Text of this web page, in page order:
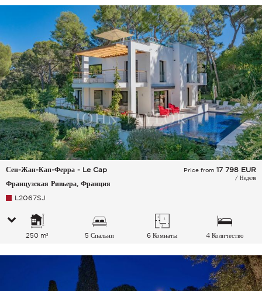
Сен-Жан-Кап-Ферра - Le Cap
Французская Ривьера, Франция
Price from 17 798 EUR
/ Неделя
L2067SJ
250 m² 5 Спальни 6 Комнаты
4 Количество